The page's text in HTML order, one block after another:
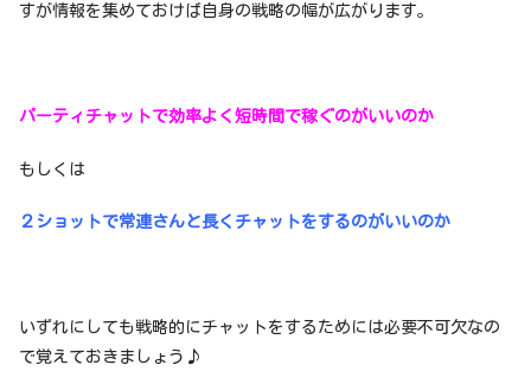
すが情報を集めておけば自身の戦略の幅が広がります。
パーティチャットで効率よく短時間で稼ぐのがいいのか
もしくは
２ショットで常連さんと長くチャットをするのがいいのか
いずれにしても戦略的にチャットをするためには必要不可欠なの
で覚えておきましょう♪